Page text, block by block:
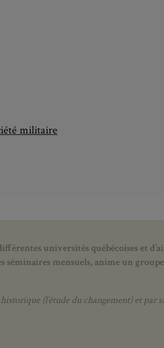
militaire
universités québécoises et
séminaires mensuels, anime un
(l’étude du changement) et